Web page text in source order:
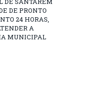
DE PRONTO
24 HORAS,
A
MUNICIPAL